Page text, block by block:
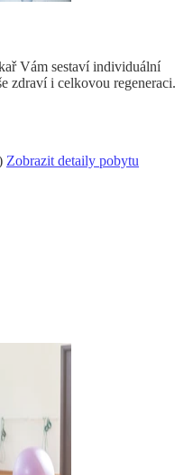
Vám sestaví individuální
zdraví i celkovou regeneraci.
Zobrazit detaily pobytu